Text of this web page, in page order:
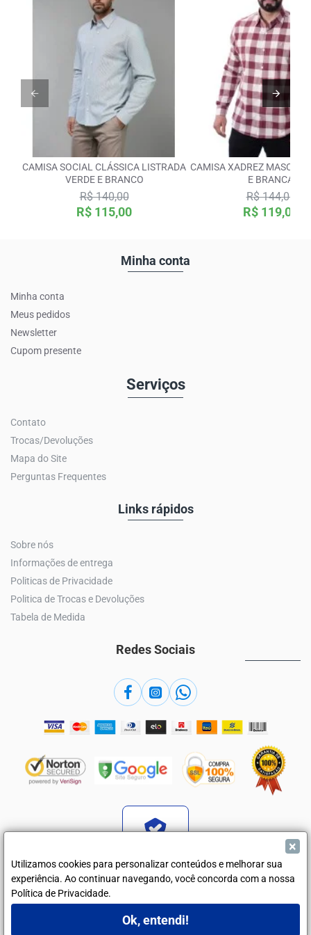
CAMISA SOCIAL CLÁSSICA LISTRADA
VERDE E BRANCO
R$ 115,00
R$ 140,00
CAMISA XADREZ
E BRANCA
R$ 119,00
R$ 144,00
×
Utilizamos cookies para personalizar conteúdos e melhorar sua
experiência. Ao continuar navegando, você concorda com a nossa
Política de Privacidade.
Ok, entendi!
Minha conta
Minha conta
Meus pedidos
Newsletter
Cupom presente
Serviços
Contato
Trocas/Devoluções
Mapa do Site
Perguntas Frequentes
Links rápidos
Sobre nós
Informações de entrega
Politicas de Privacidade
Politica de Trocas e Devoluções
Tabela de Medida
Redes Sociais
Camisaria Dommen - Indústria e Comércio de Vestuário ME - CNPJ
31.853.551/0001-21